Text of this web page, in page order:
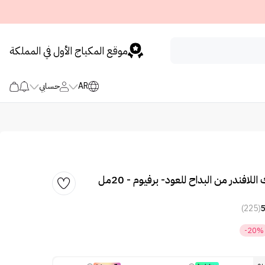
موقع المكياج الأول في المملكة
AR حسابي
من البداح للعود- برفيوم - 20مل
5
(225)
-20%